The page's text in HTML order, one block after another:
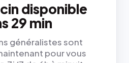
disponible
29 min
généralistes sont
pour vous